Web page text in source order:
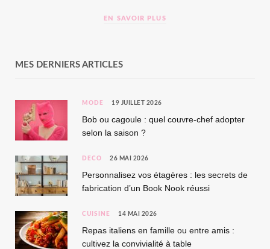
EN SAVOIR PLUS
MES DERNIERS ARTICLES
MODE 19 JUILLET 2026
Bob ou cagoule : quel couvre-chef adopter
selon la saison ?
DÉCO 26 MAI 2026
Personnalisez vos étagères : les secrets de
fabrication d’un Book Nook réussi
CUISINE 14 MAI 2026
Repas italiens en famille ou entre amis :
cultivez la convivialité à table